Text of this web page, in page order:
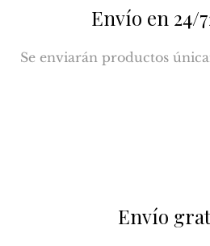
Envío en 24/
Se enviarán productos
Envío